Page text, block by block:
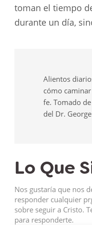
toman el tiempo
durante un día,
Alientos
cómo
fe. Tomado
del Dr.
Lo Que
Nos gustaría que nos
responder cualquier
sobre seguir a Cristo.
para responderte.